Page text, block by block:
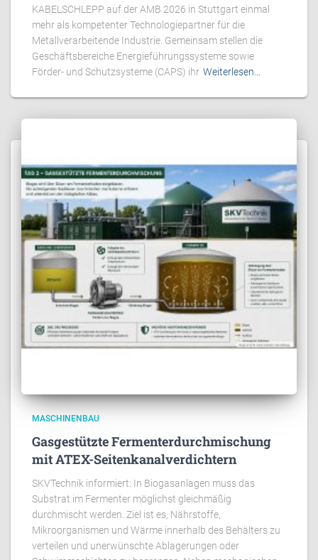
KABELSCHLEPP auf der AMB 2026 in Stuttgart einmal
mehr als kompetenter Technologiepartner für die
Metallverarbeitende Industrie. Gemeinsam stellen die
Geschäftsbereiche Energieführungssysteme sowie
Förder- und Schutzsysteme (CAPS) ihr Weiterlesen…
MASCHINENBAU
Gasgestützte Fermenterdurchmischung
mit ATEX-Seitenkanalverdichtern
SKVTechnik informiert: In Biogasanlagen muss das
Substrat im Fermenter möglichst gleichmäßig
durchmischt werden. Ziel ist es, Nährstoffe,
Mikroorganismen und Wärme innerhalb des Behälters zu
verteilen und unerwünschte Ablagerungen oder